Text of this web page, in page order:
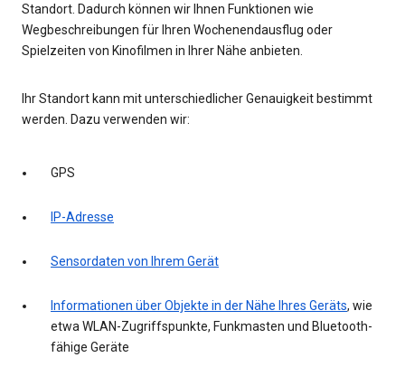
Standort. Dadurch können wir Ihnen Funktionen wie
Wegbeschreibungen für Ihren Wochenendausflug oder
Spielzeiten von Kinofilmen in Ihrer Nähe anbieten.
Ihr Standort kann mit unterschiedlicher Genauigkeit bestimmt
werden. Dazu verwenden wir:
GPS
IP-Adresse
Sensordaten von Ihrem Gerät
Informationen über Objekte in der Nähe Ihres Geräts, wie
etwa WLAN-Zugriffspunkte, Funkmasten und Bluetooth-
fähige Geräte